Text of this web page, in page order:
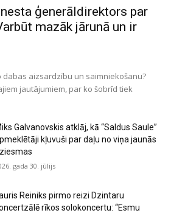
ģenerāldirektors par
mazāk jārunā un ir
aizsardzību un saimniekošanu?
jautājumiem, par ko šobrīd tiek
Galvanovskis atklāj, kā “Saldus Saule”
kļuvuši par daļu no viņa jaunās
gada 30. jūlijs
Reiniks pirmo reizi Dzintaru
rīkos solokoncertu: “Esmu